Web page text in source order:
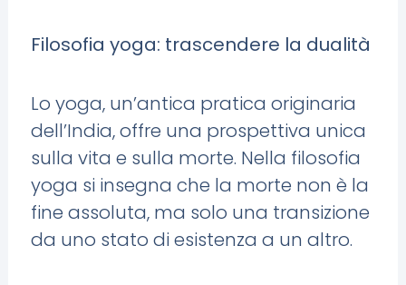
Filosofia yoga: trascendere la dualità
Lo yoga, un’antica pratica originaria
dell’India, offre una prospettiva unica
sulla vita e sulla morte. Nella filosofia
yoga si insegna che la morte non è la
fine assoluta, ma solo una transizione
da uno stato di esistenza a un altro.